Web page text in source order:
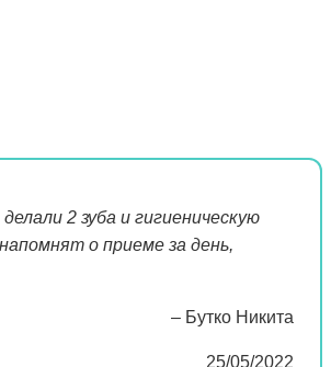
2 зуба и гигиеническую
о приеме за день,
– Бутко Никита
25/05/2022